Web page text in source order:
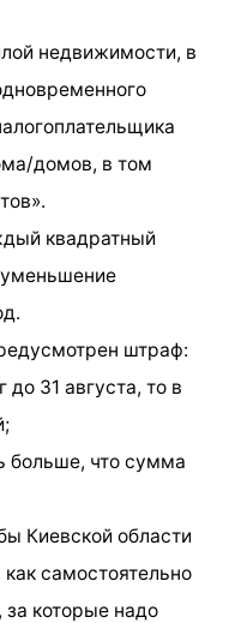
недвижимости, в
домов, в том
квадратный
штраф:
до 31 августа, то в
больше, что сумма
Киевской области
самостоятельно
за которые надо